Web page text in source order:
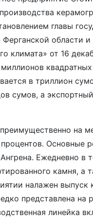
главы
области
климата» от 16
в триллион
сумов, а
на
Основные
Ежедневно в
камня, а
налажен
представлена на
линейка